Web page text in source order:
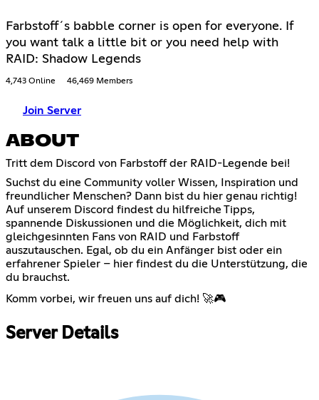
Farbstoff´s babble corner is open for everyone. If
you want talk a little bit or you need help with
RAID: Shadow Legends
4,743 Online 46,469 Members
Join Server
ABOUT
Tritt dem Discord von Farbstoff der RAID-Legende bei!
Suchst du eine Community voller Wissen, Inspiration und
freundlicher Menschen? Dann bist du hier genau richtig!
Auf unserem Discord findest du hilfreiche Tipps,
spannende Diskussionen und die Möglichkeit, dich mit
gleichgesinnten Fans von RAID und Farbstoff
auszutauschen. Egal, ob du ein Anfänger bist oder ein
erfahrener Spieler – hier findest du die Unterstützung, die
du brauchst.
Komm vorbei, wir freuen uns auf dich! 🚀🎮
Server Details